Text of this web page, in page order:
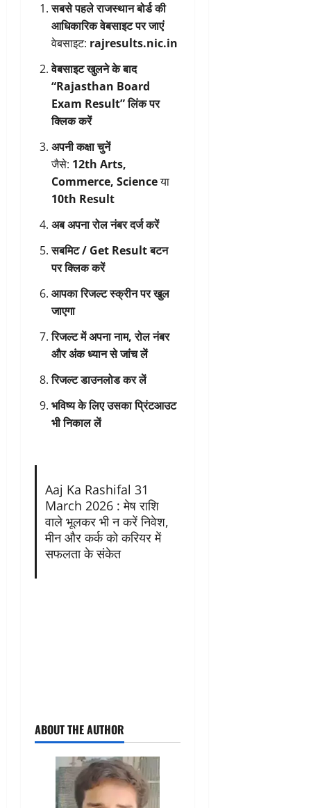
सबसे पहले राजस्थान बोर्ड की
आधिकारिक वेबसाइट पर जाएं
वेबसाइट: rajresults.nic.in
वेबसाइट खुलने के बाद
“Rajasthan Board
Exam Result” लिंक पर
क्लिक करें
अपनी कक्षा चुनें
जैसे: 12th Arts,
Commerce, Scienceया
10th Result
अब अपना रोल नंबर दर्ज करें
सबमिट / Get Result बटन
पर क्लिक करें
आपका रिजल्ट स्क्रीन पर खुल
जाएगा
रिजल्ट में अपना नाम, रोल नंबर
और अंक ध्यान से जांच लें
रिजल्ट डाउनलोड कर लें
भविष्य के लिए उसका प्रिंटआउट
भी निकाल लें
Aaj Ka Rashifal 31
March 2026 : मेष राशि
वाले भूलकर भी न करें निवेश,
मीन और कर्क को करियर में
सफलता के संकेत
ABOUT THE AUTHOR